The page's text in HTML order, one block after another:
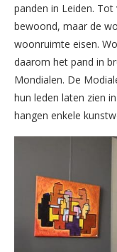
panden in Leiden.
bewoond, maar de
woonruimte eisen.
daarom het pand in
Mondialen. De
hun leden laten zien
hangen enkele